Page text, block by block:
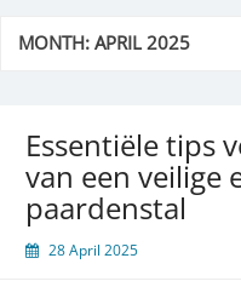
MONTH:APRIL 2025
Essentiële tips
van een veilige
paardenstal
28 April 2025